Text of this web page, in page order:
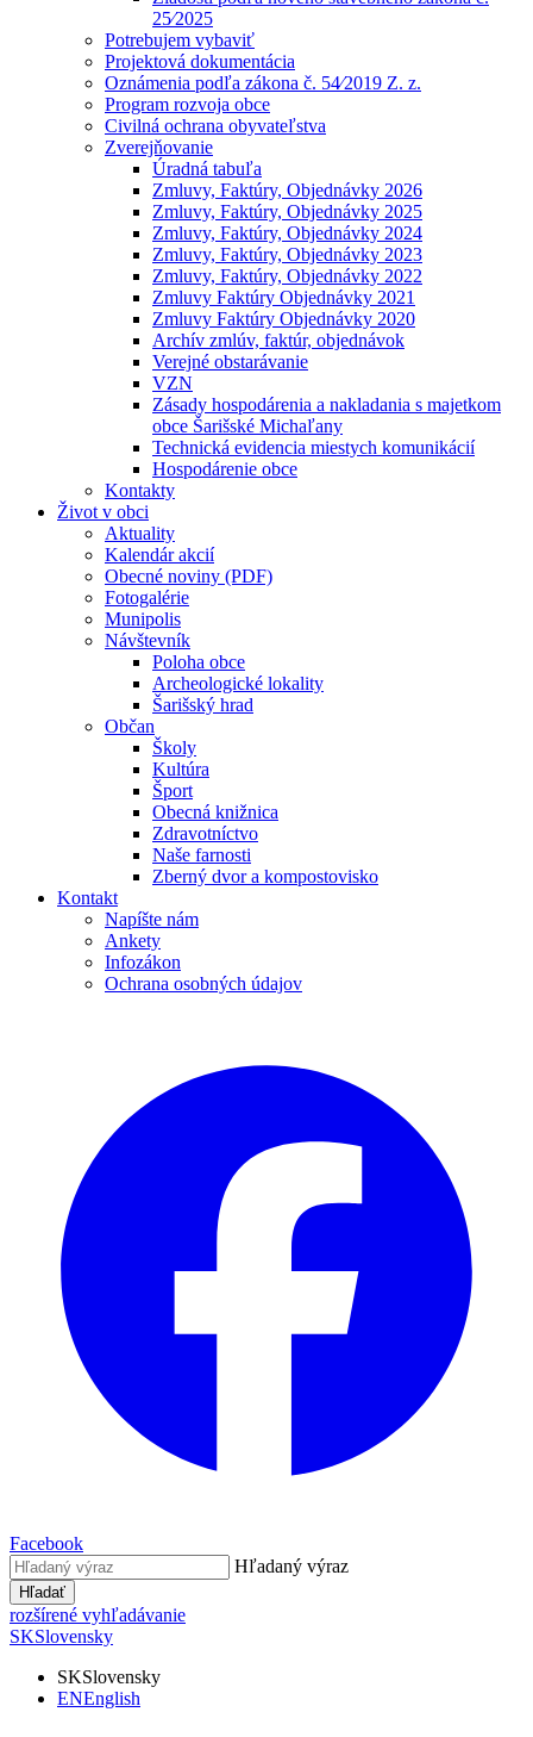
25⁄2025
Potrebujem vybaviť
Projektová dokumentácia
Oznámenia podľa zákona č. 54⁄2019 Z. z.
Program rozvoja obce
Civilná ochrana obyvateľstva
Zverejňovanie
Úradná tabuľa
Zmluvy, Faktúry, Objednávky 2026
Zmluvy, Faktúry, Objednávky 2025
Zmluvy, Faktúry, Objednávky 2024
Zmluvy, Faktúry, Objednávky 2023
Zmluvy, Faktúry, Objednávky 2022
Zmluvy Faktúry Objednávky 2021
Zmluvy Faktúry Objednávky 2020
Archív zmlúv, faktúr, objednávok
Verejné obstarávanie
VZN
Zásady hospodárenia a nakladania s majetkom
obce Šarišské Michaľany
Technická evidencia miestych komunikácií
Hospodárenie obce
Kontakty
Život v obci
Aktuality
Kalendár akcií
Obecné noviny (PDF)
Fotogalérie
Munipolis
Návštevník
Poloha obce
Archeologické lokality
Šarišský hrad
Občan
Školy
Kultúra
Šport
Obecná knižnica
Zdravotníctvo
Naše farnosti
Zberný dvor a kompostovisko
Kontakt
Napíšte nám
Ankety
Infozákon
Ochrana osobných údajov
Facebook
Hľadaný výraz
Hľadať
rozšírené vyhľadávanie
SKSlovensky
SKSlovensky
ENEnglish